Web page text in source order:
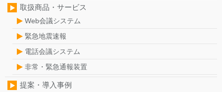
取扱商品・サービス
Web会議システム
緊急地震速報
電話会議システム
非常・緊急通報装置
提案・導入事例